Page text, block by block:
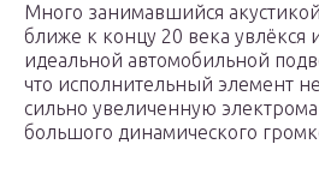
Много занимавшийся
ближе к концу 20 века увлёкся
идеальной автомобильной
что исполнительный элемент
сильно увеличенную
большого динамического